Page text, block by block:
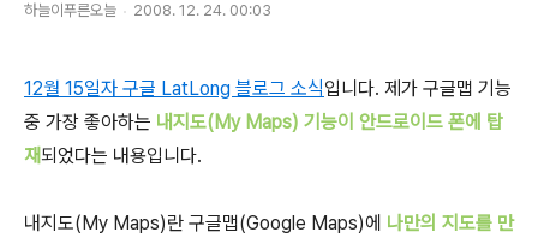
하늘이푸른오늘 2008. 12. 24. 00:03
12월 15일자 구글 LatLong 블로그 소식입니다. 제가 구글맵 기능
중 가장 좋아하는 내지도(My Maps) 기능이 안드로이드 폰에 탑
재되었다는 내용입니다.
내지도(My Maps)란 구글맵(Google Maps)에 나만의 지도를 만